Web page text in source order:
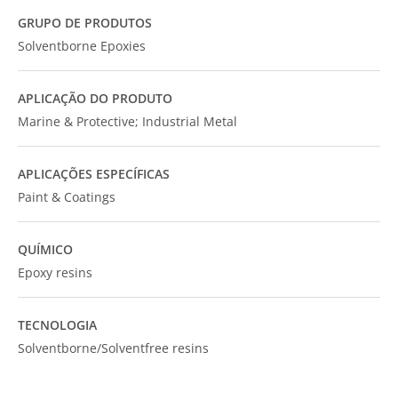
GRUPO DE PRODUTOS
Solventborne Epoxies
APLICAÇÃO DO PRODUTO
Marine & Protective; Industrial Metal
APLICAÇÕES ESPECÍFICAS
Paint & Coatings
QUÍMICO
Epoxy resins
TECNOLOGIA
Solventborne/Solventfree resins